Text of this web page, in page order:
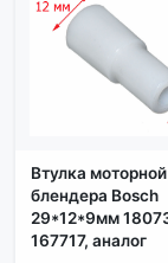
Втулка
блендера Bosch
29*12*9мм
167717, аналог